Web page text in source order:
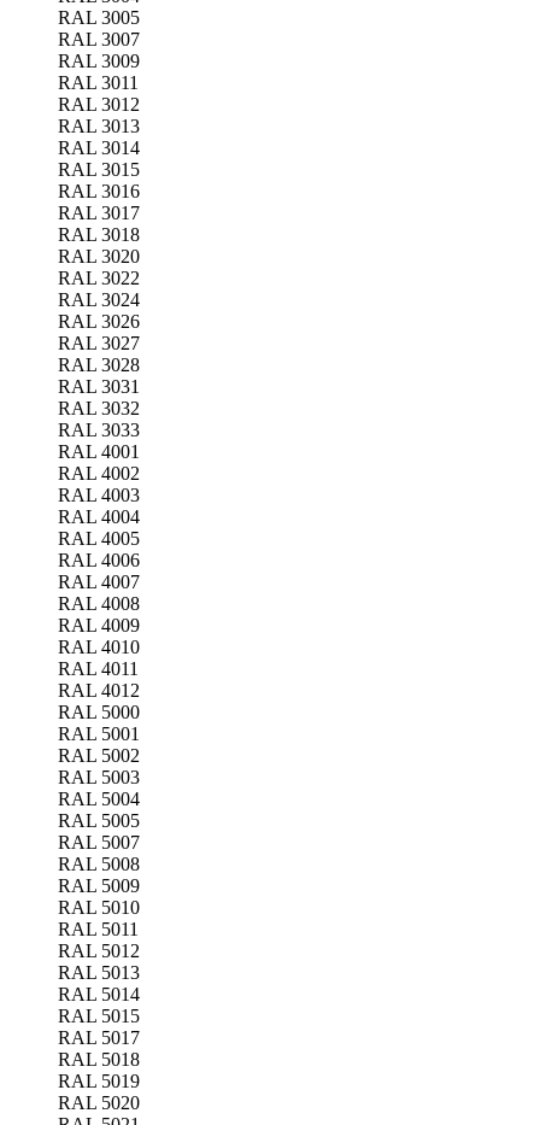
RAL 3005
RAL 3007
RAL 3009
RAL 3011
RAL 3012
RAL 3013
RAL 3014
RAL 3015
RAL 3016
RAL 3017
RAL 3018
RAL 3020
RAL 3022
RAL 3024
RAL 3026
RAL 3027
RAL 3028
RAL 3031
RAL 3032
RAL 3033
RAL 4001
RAL 4002
RAL 4003
RAL 4004
RAL 4005
RAL 4006
RAL 4007
RAL 4008
RAL 4009
RAL 4010
RAL 4011
RAL 4012
RAL 5000
RAL 5001
RAL 5002
RAL 5003
RAL 5004
RAL 5005
RAL 5007
RAL 5008
RAL 5009
RAL 5010
RAL 5011
RAL 5012
RAL 5013
RAL 5014
RAL 5015
RAL 5017
RAL 5018
RAL 5019
RAL 5020